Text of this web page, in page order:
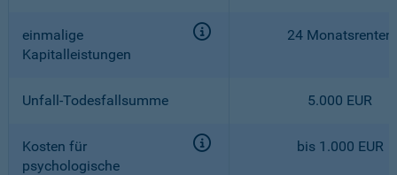
einmalige
Kapitalleistungen
24 Monatsrenten
Unfall-Todesfallsumme 5.000 EUR
Kosten für
psychologische
bis 1.000 EUR